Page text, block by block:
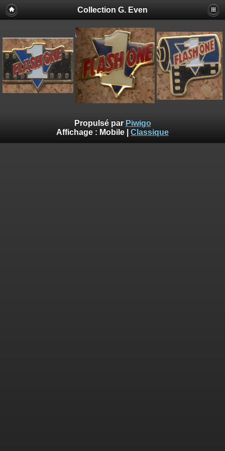
Collection G. Even
Propulsé par Piwigo
Affichage : Mobile Classique